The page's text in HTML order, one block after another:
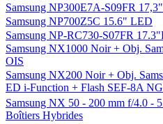
Samsung NP300E7A-S09FR
Samsung NP700Z5C 15.6" LED
Samsung NP-RC730-S07FR
Samsung NX1000 Noir + Obj.
OIS
Samsung NX200 Noir + Obj.
ED i-Function + Flash SEF-8A
Samsung NX 50 - 200 mm f/4.0 -
Boîtiers Hybrides